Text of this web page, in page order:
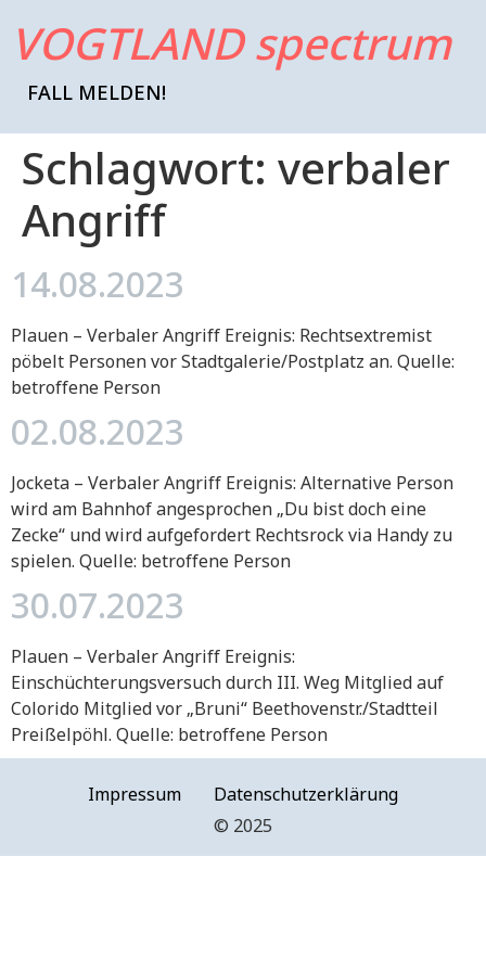
VOGTLAND spectrum
FALL MELDEN!
Schlagwort: verbaler
Angriff
14.08.2023
Plauen – Verbaler Angriff Ereignis: Rechtsextremist
pöbelt Personen vor Stadtgalerie/Postplatz an. Quelle:
betroffene Person
02.08.2023
Jocketa – Verbaler Angriff Ereignis: Alternative Person
wird am Bahnhof angesprochen „Du bist doch eine
Zecke“ und wird aufgefordert Rechtsrock via Handy zu
spielen. Quelle: betroffene Person
30.07.2023
Plauen – Verbaler Angriff Ereignis:
Einschüchterungsversuch durch III. Weg Mitglied auf
Colorido Mitglied vor „Bruni“ Beethovenstr./Stadtteil
Preißelpöhl. Quelle: betroffene Person
Impressum
Datenschutzerklärung
©️ 2025